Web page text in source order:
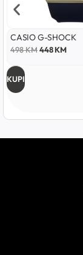
CASIO G-SHOCK
498KM448KM
KUPI